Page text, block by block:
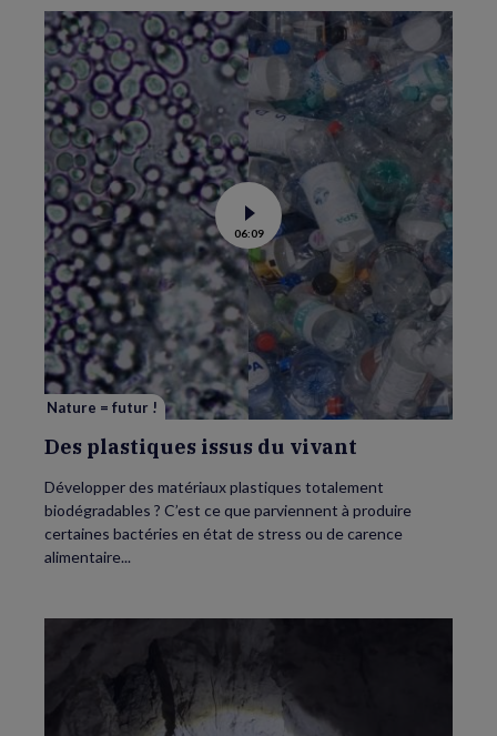
Voir
la
vidéo
de
Des
plastiques
du
vivant
06:09
Nature = futur !
Des plastiques issus du vivant
Développer des matériaux plastiques totalement
biodégradables ? C’est ce que parviennent à produire
certaines bactéries en état de stress ou de carence
alimentaire...